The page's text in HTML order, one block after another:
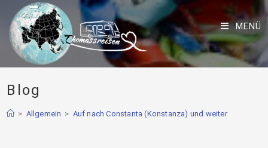
MENÜ
Blog
> Allgemein > Auf nach Constanta (Konstanza) und weiter